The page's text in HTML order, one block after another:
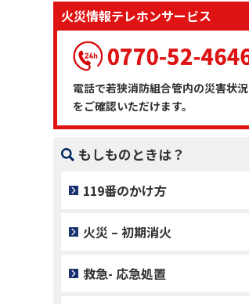
火災情報テレホンサービス
電話で若狭消防組合管内の災害状況
をご確認いただけます。
もしものときは？
119番のかけ方
火災 – 初期消火
救急- 応急処置